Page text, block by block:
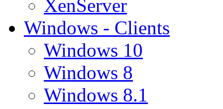
XenServer
Windows - Clients
Windows 10
Windows 8
Windows 8.1